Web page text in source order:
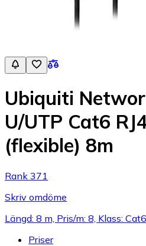
Ubiquiti
U/UTP Cat6
(flexible) 8m
Rank 371
Skriv omdöme
Längd: 8 m, Pris/m: 8, Klass: Cat6
Priser